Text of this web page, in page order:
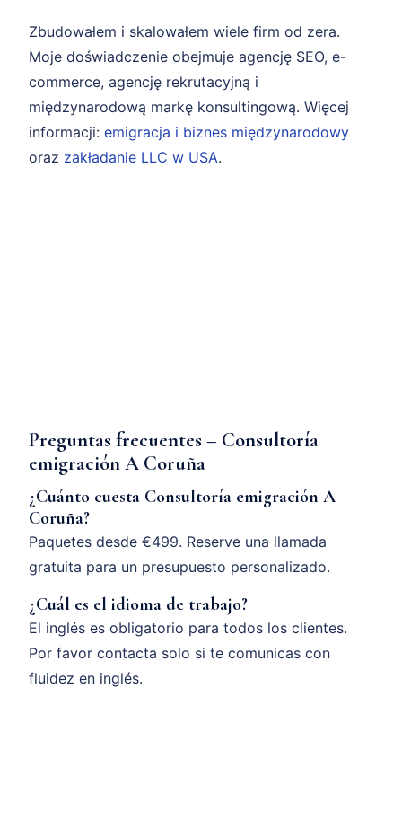
Zbudowałem i skalowałem wiele firm od zera.
Moje doświadczenie obejmuje agencję SEO, e-
commerce, agencję rekrutacyjną i
międzynarodową markę konsultingową. Więcej
informacji: emigracja i biznes międzynarodowy
oraz zakładanie LLC w USA.
Preguntas frecuentes – Consultoría
emigración A Coruña
¿Cuánto cuesta Consultoría emigración A
Coruña?
Paquetes desde €499. Reserve una llamada
gratuita para un presupuesto personalizado.
¿Cuál es el idioma de trabajo?
El inglés es obligatorio para todos los clientes.
Por favor contacta solo si te comunicas con
fluidez en inglés.